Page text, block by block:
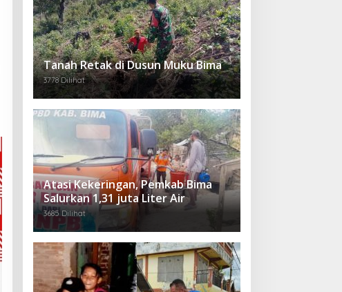
Tanah Retak di Dusun Muku Bima
3778 Dilihat
Atasi Kekeringan, Pemkab Bima
Salurkan 1,31 juta Liter Air
3685 Dilihat